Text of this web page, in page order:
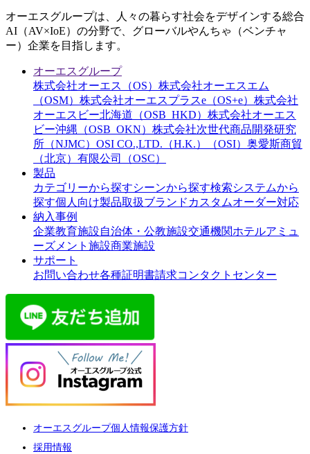
オーエスグループは、人々の暮らす社会をデザインする総合
AI（AV×IoE）の分野で、グローバルやんちゃ（ベンチャ
ー）企業を目指します。
オーエスグループ
株式会社オーエス（OS） 株式会社オーエスエム
（OSM） 株式会社オーエスプラスe（OS+e） 株式会社
オーエスビー北海道（OSB_HKD） 株式会社オーエス
ビー沖縄（OSB_OKN） 株式会社次世代商品開発研究
所（NJMC） OSI CO.,LTD.（H.K.）（OSI） 奥愛斯商貿
（北京）有限公司（OSC）
製品
カテゴリーから探すシーンから探す検索システムから
探す個人向け製品取扱ブランド カスタムオーダー対応
納入事例
企業教育施設自治体・公教施設交通機関ホテルアミュ
ーズメント施設商業施設
サポート
お問い合わせ各種証明書請求コンタクトセンター
オーエスグループ個人情報保護方針
採用情報